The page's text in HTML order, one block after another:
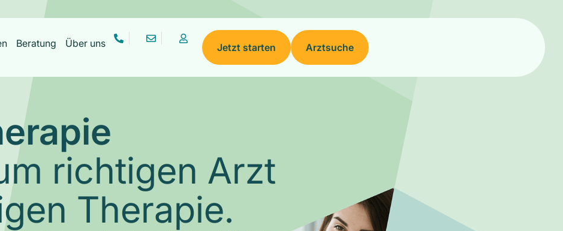
Beratung Über uns Jetzt starten Arztsuche
richtigen Arzt
Therapie.